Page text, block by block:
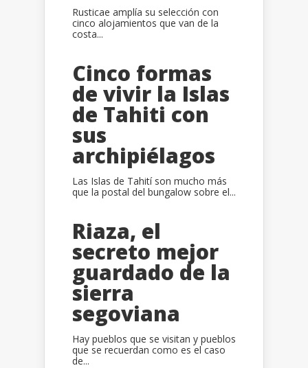
Rusticae amplía su selección con
cinco alojamientos que van de la
costa...
Cinco formas
de vivir la Islas
de Tahiti con
sus
archipiélagos
Las Islas de Tahití son mucho más
que la postal del bungalow sobre el...
Riaza, el
secreto mejor
guardado de la
sierra
segoviana
Hay pueblos que se visitan y pueblos
que se recuerdan como es el caso
de...